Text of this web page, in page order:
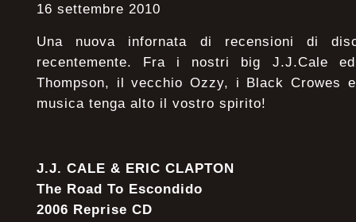
16 settembre 2010
Una nuova infornata di recensioni di
recentemente. Fra i nostri big J.J.Cale
Thompson, il vecchio Ozzy, i Black Crowes
musica tenga alto il vostro spirito!
J.J. CALE & ERIC CLAPTON
The Road To Escondido
2006 Reprise CD